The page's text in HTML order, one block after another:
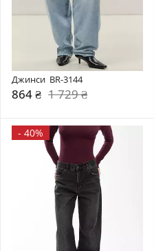
Джинси  BR-3144
864 ₴ 1 729 ₴
- 40%